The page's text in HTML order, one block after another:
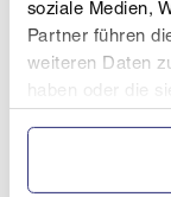
soziale Medien,
Partner führen
weiteren Daten
Im
Klasse
Stephanie
Finnland
dem